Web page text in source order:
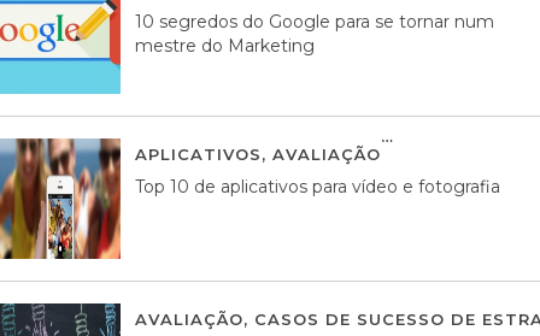
10 segredos do Google para se tornar num
mestre do Marketing
APLICATIVOS, AVALIAÇÃO
Top 10 de aplicativos para vídeo e fotografia
AVALIAÇÃO, CASOS DE SUCESSO DE